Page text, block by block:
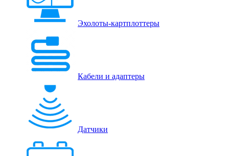
Эхолоты-картплоттеры
Кабели и адаптеры
Датчики